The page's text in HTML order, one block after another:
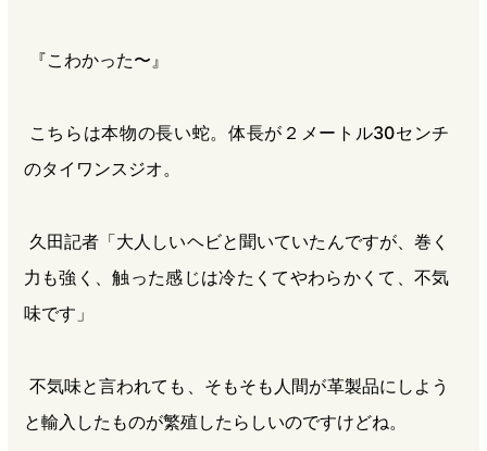
『こわかった〜』
こちらは本物の長い蛇。体長が２メートル30センチ
のタイワンスジオ。
久田記者「大人しいヘビと聞いていたんですが、巻く
力も強く、触った感じは冷たくてやわらかくて、不気
味です」
不気味と言われても、そもそも人間が革製品にしよう
と輸入したものが繁殖したらしいのですけどね。